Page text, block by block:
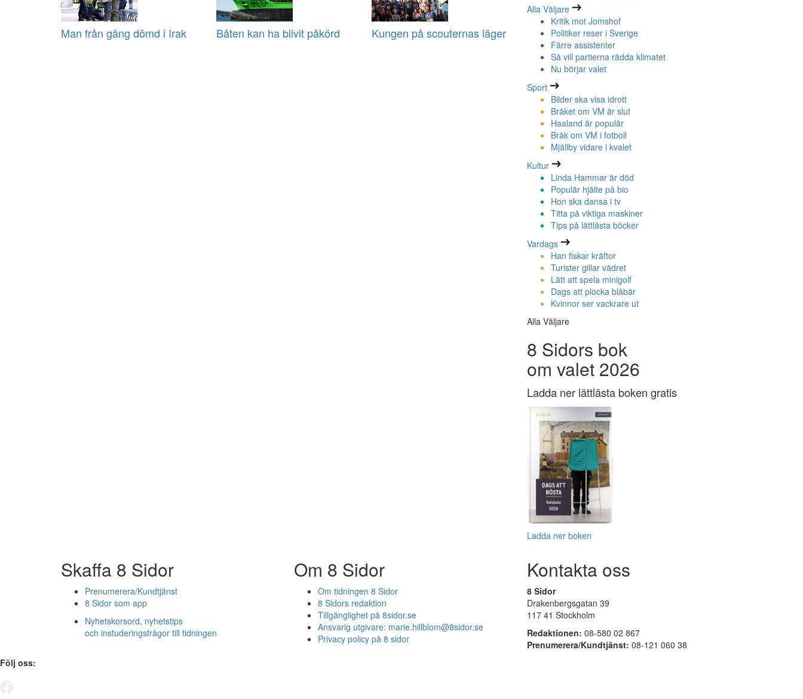
Man från gäng dömd i Irak Båten kan ha blivit påkörd Kungen på scouternas läger
Alla Väljare
Kritik mot Jomshof
Politiker reser i Sverige
Färre assistenter
Så vill partierna rädda klimatet
Nu börjar valet
Sport
Bilder ska visa idrott
Bråket om VM är slut
Haaland är populär
Bråk om VM i fotboll
Mjällby vidare i kvalet
Kultur
Linda Hammar är död
Populär hjälte på bio
Hon ska dansa i tv
Titta på viktiga maskiner
Tips på lättlästa böcker
Vardags
Han fiskar kräftor
Turister gillar vädret
Lätt att spela minigolf
Dags att plocka blåbär
Kvinnor ser vackrare ut
Alla Väljare
8 Sidors bok
om valet 2026
Ladda ner lättlästa boken gratis
Ladda ner boken
Skaffa 8 Sidor
Prenumerera/Kundtjänst
8 Sidor som app
Nyhetskorsord, nyhetstips
och instuderingsfrågor till tidningen
Om 8 Sidor
Om tidningen 8 Sidor
8 Sidors redaktion
Tillgänglighet på 8sidor.se
Ansvarig utgivare: marie.hillblom@8sidor.se
Privacy policy på 8 sidor
Kontakta oss
8 Sidor
Drakenbergsgatan 39
117 41 Stockholm
Redaktionen: 08-580 02 867
Prenumerera/Kundtjänst: 08-121 060 38
Följ oss: